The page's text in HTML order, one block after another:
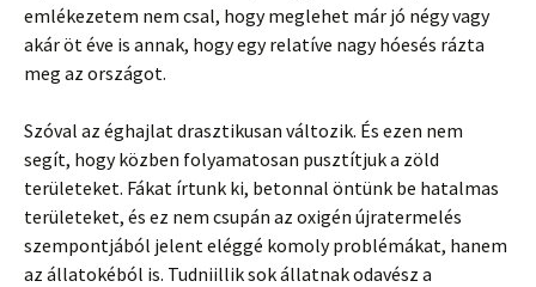
emlékezetem nem csal, hogy meglehet már jó négy vagy
akár öt éve is annak, hogy egy relatíve nagy hóesés rázta
meg az országot.
Szóval az éghajlat drasztikusan változik. És ezen nem
segít, hogy közben folyamatosan pusztítjuk a zöld
területeket. Fákat írtunk ki, betonnal öntünk be hatalmas
területeket, és ez nem csupán az oxigén újratermelés
szempontjából jelent eléggé komoly problémákat, hanem
az állatokéból is. Tudniillik sok állatnak odavész a